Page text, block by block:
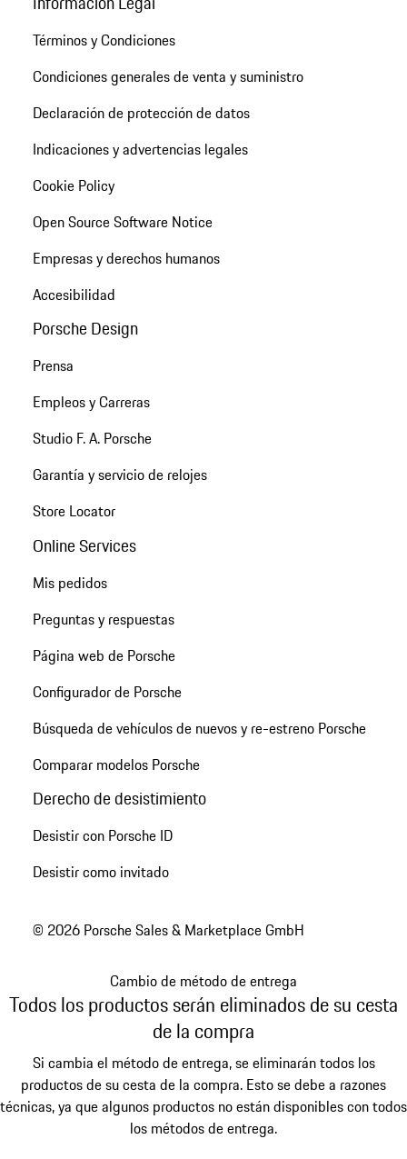
Términos y Condiciones
Condiciones generales de venta y suministro
Declaración de protección de datos
Indicaciones y advertencias legales
Cookie Policy
Open Source Software Notice
Empresas y derechos humanos
Accesibilidad
Porsche Design
Prensa
Empleos y Carreras
Studio F. A. Porsche
Garantía y servicio de relojes
Store Locator
Online Services
Mis pedidos
Preguntas y respuestas
Página web de Porsche
Configurador de Porsche
Búsqueda de vehículos de nuevos y re-estreno Porsche
Comparar modelos Porsche
Derecho de desistimiento
Desistir con Porsche ID
Desistir como invitado
© 2026 Porsche Sales & Marketplace GmbH
Cambio de método de entrega
Todos los productos serán eliminados de su cesta
de la compra
Si cambia el método de entrega, se eliminarán todos los
productos de su cesta de la compra. Esto se debe a razones
técnicas, ya que algunos productos no están disponibles con todos
los métodos de entrega.